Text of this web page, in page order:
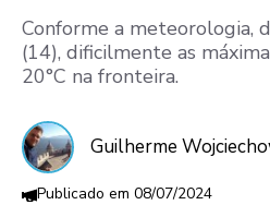
Conforme a meteorologia,
(14), dificilmente as
20°C na fronteira.
Guilherme
08/07/2024